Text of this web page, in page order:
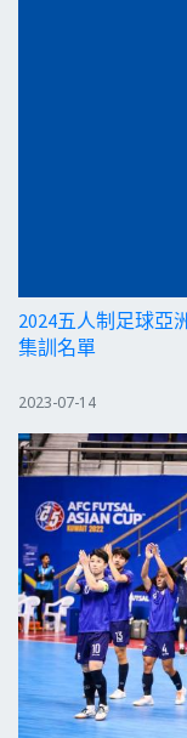
2024五人制足球亞
集訓名單
2023-07-14